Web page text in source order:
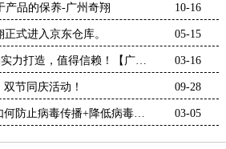
产品的保养-广州奇翔 10-16
05-15
力打造，值得信赖！【广州
03-16
节同庆活动！ 09-28
防止病毒传播+降低病毒浓
03-05